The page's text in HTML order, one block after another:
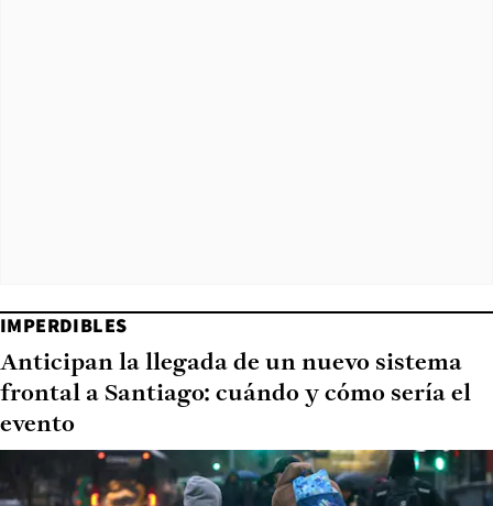
IMPERDIBLES
Anticipan la llegada de un nuevo sistema
frontal a Santiago: cuándo y cómo sería el
evento